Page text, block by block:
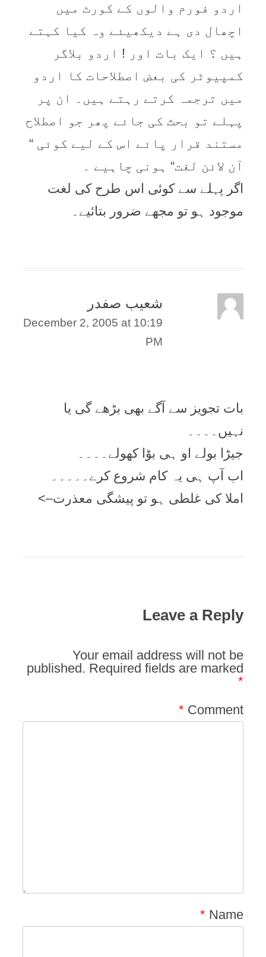
اردو فورم والوں کے کورٹ میں
اچھال دی ہے دیکھیئے وہ کیا کہتے
ہیں ؟ ایک بات اور ! اردو بلاگر
کمپیوٹر کی بعض اصطلاحات کا اردو
میں ترجمہ کرتے رہتے ہیں۔ ان پر
پہلے تو بحث کی جائے پھر جو اصطلاح
مستند قرار پائے اس کے لیے کوئی “
آن لائن لغت“ ہونی چاہیے ۔
اگر پہلے سے کوئی اس طرح کی لغت
موجود ہو تو مجھے ضرور بتائیے۔
شعیب صفدر
December 2, 2005 at 10:19
PM
بات تجویز سے آگے بھی بڑھے گی یا
نہیں۔۔۔۔
جیڑا بولے او ہی بوؕا کھولے۔۔۔۔
اب آپ ہی یہ کام شروع کرے۔۔۔۔۔
املا کی غلطی ہو تو پیشگی معذرت–>
Leave a Reply
Your email address will not be
published. Required fields are marked
*
Comment
*
Name
*